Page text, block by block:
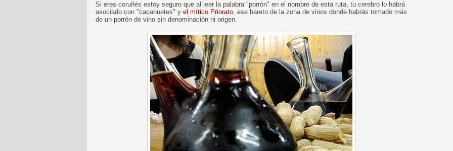
Si eres coruñés estoy seguro que al leer la palabra "porrón" en el nombre de esta ruta, tu cerebro lo habrá
asociado con "cacahuetes" y el mítico Priorato, ese bareto de la zona de vinos donde habrás tomado más
de un porrón de vino sin denominación ni origen.